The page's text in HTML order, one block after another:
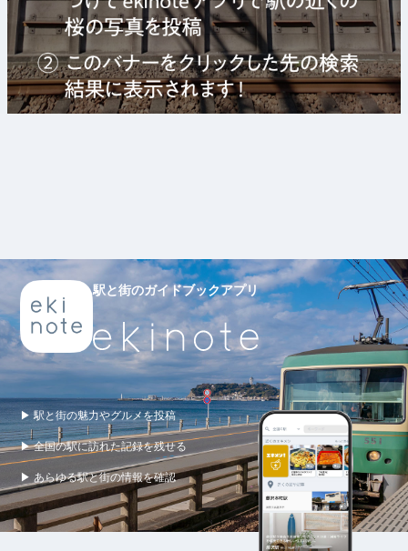
駅と街のガイドブックアプリ
▶ 駅と街の魅力やグルメを投稿
▶ 全国の駅に訪れた記録を残せる
▶ あらゆる駅と街の情報を確認